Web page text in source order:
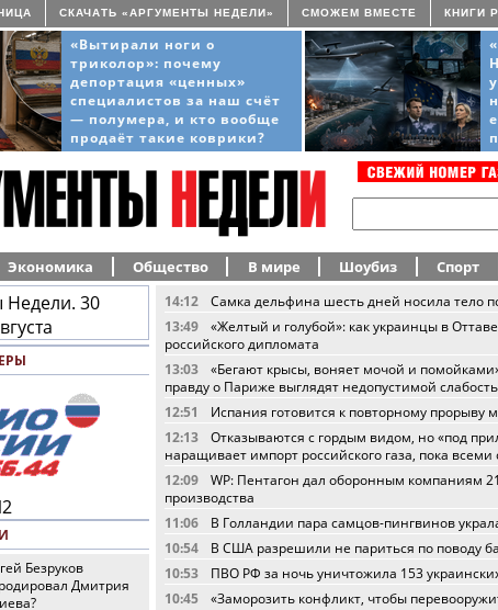
СКАЧАТЬ «АРГУМЕНТЫ НЕДЕЛИ» СМОЖЕМ ВМЕСТЕ КНИГИ
«Вытирали ноги о
триколор»: почему
депортация «ценных»
специалистов за наш счёт
— полумера, и кто вообще
продаёт такие коврики?
Экономика Общество В мире Шоубиз Спорт
Безруков
Дмитрия
14:12
Самка дельфина шесть дней носила тело
13:49
«Желтый и голубой»: как украинцы в
российского дипломата
13:03
«Бегают крысы, воняет мочой и
правду о Париже выглядят недопустимой
12:51
Испания готовится к повторному прорыву
12:13
Отказываются с гордым видом, но «под
наращивает импорт российского газа, пока
12:09
WP: Пентагон дал оборонным компаниям
производства
11:06
В Голландии пара самцов-пингвинов
10:54
В США разрешили не париться по поводу
10:53
ПВО РФ за ночь уничтожила 153
10:45
«Заморозить конфликт, чтобы